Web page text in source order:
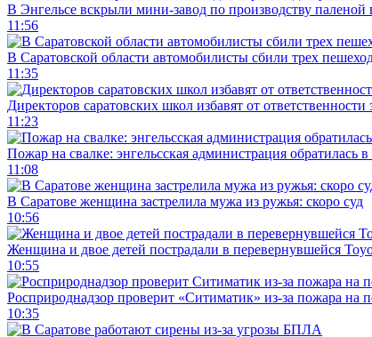
В Энгельсе вскрыли мини-завод по производству
11:56
В Саратовской области автомобилисты сбили трех
11:35
Директоров саратовских школ избавят от ответственности
11:23
Пожар на свалке: энгельсская администрация обратилась
11:08
В Саратове женщина застрелила мужа из ружья: скоро суд
10:56
Женщина и двое детей пострадали в перевернувшейся
10:55
Росприроднадзор проверит «Ситиматик» из-за пожара на
10:35